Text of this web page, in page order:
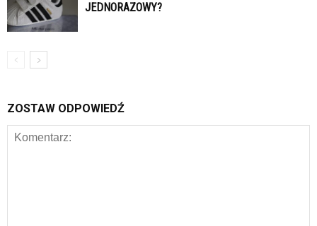
JEDNORAZOWY?
ZOSTAW ODPOWIEDŹ